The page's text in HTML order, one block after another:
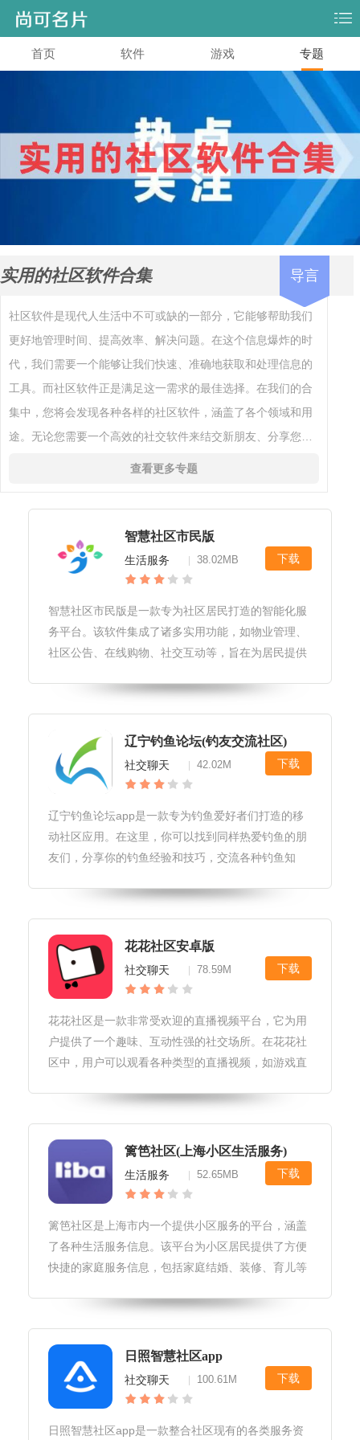
首页 软件 游戏 专题
实用的社区软件合集 导言
社区软件是现代人生活中不可或缺的一部分，它能够帮助我们
更好地管理时间、提高效率、解决问题。在这个信息爆炸的时
代，我们需要一个能够让我们快速、准确地获取和处理信息的
工具。而社区软件正是满足这一需求的最佳选择。在我们的合
集中，您将会发现各种各样的社区软件，涵盖了各个领域和用
途。无论您需要一个高效的社交软件来结交新朋友、分享您的
经验和知识，还是需要一个安全可靠的购物软件来购买您需要
查看更多专题
智慧社区市民版
生活服务 38.02MB 下载
智慧社区市民版是一款专为社区居民打造的智能化服
务平台。该软件集成了诸多实用功能，如物业管理、
社区公告、在线购物、社交互动等，旨在为居民提供
能：智慧社区市民版涵盖了社区生活的方方面面，如
物业报修、在线缴费、社区公告、
辽宁钓鱼论坛(钓友交流社区)
社交聊天 42.02M 下载
辽宁钓鱼论坛app是一款专为钓鱼爱好者们打造的移
动社区应用。在这里，你可以找到同样热爱钓鱼的朋
友们，分享你的钓鱼经验和技巧，交流各种钓鱼知
花花社区安卓版
社交聊天 78.59M 下载
花花社区是一款非常受欢迎的直播视频平台，它为用
户提供了一个趣味、互动性强的社交场所。在花花社
区中，用户可以观看各种类型的直播视频，如游戏直
中与主播互动交流。感兴趣的小伙伴快来95408下载
吧。
篱笆社区(上海小区生活服务)
生活服务 52.65MB 下载
篱笆社区是上海市内一个提供小区服务的平台，涵盖
了各种生活服务信息。该平台为小区居民提供了方便
快捷的家庭服务信息，包括家庭结婚、装修、育儿等
快来95408下载吧。
日照智慧社区app
社交聊天 100.61M 下载
日照智慧社区app是一款整合社区现有的各类服务资